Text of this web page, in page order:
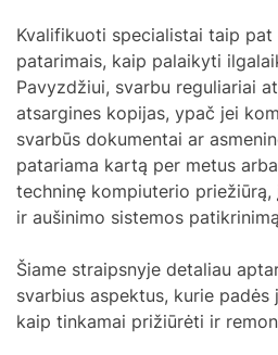
Kvalifikuoti specialistai taip pat
patarimais, kaip palaikyti
Pavyzdžiui, svarbu reguliariai
atsargines kopijas, ypač jei
svarbūs dokumentai ar
patariama kartą per metus
techninę kompiuterio
ir aušinimo sistemos
Šiame straipsnyje detaliau
svarbius aspektus, kurie padės
kaip tinkamai prižiūrėti ir